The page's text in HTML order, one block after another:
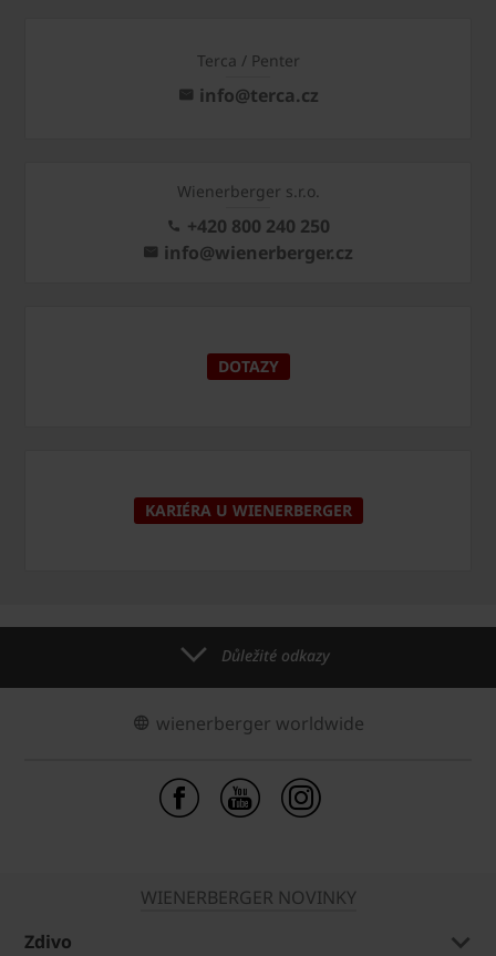
Terca / Penter
info@terca.cz
Wienerberger s.r.o.
+420 800 240 250
info@wienerberger.cz
DOTAZY
KARIÉRA U WIENERBERGER
Důležité odkazy
wienerberger worldwide
WIENERBERGER NOVINKY
Zdivo